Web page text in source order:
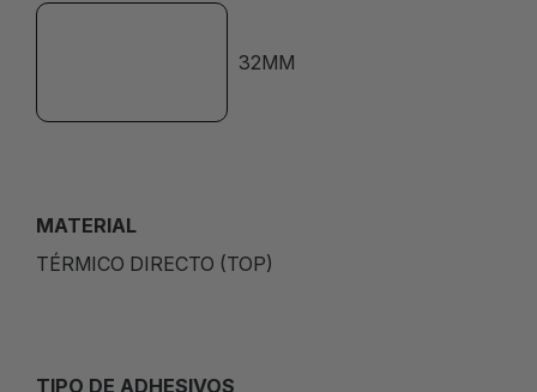
32MM
MATERIAL
TÉRMICO DIRECTO (TOP)
TIPO DE ADHESIVOS